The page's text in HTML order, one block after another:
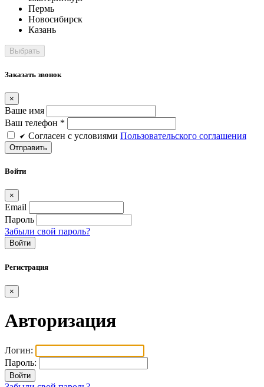
Пермь
Новосибирск
Казань
Заказать звонок
×
Ваше имя
Ваш телефон *
Cогласен c условиями Пользовательского соглашения
Войти
×
Email
Пароль
Забыли свой пароль?
Войти
Регистрация
×
Авторизация
Логин:
Пароль: